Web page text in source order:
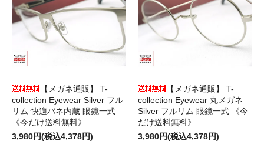
【メガネ通販】 T-
collection Eyewear Silver フル
リム 快適バネ内蔵 眼鏡一式
《今だけ送料無料》
3,980円(税込4,378円)
【メガネ通販】 T-
collection Eyewear 丸メガネ
Silver フルリム 眼鏡一式 《今
だけ送料無料》
3,980円(税込4,378円)